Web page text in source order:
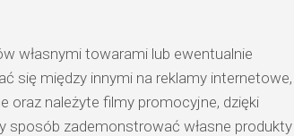
własnymi towarami lub ewentualnie
się między innymi na reklamy internetowe,
oraz należyte filmy promocyjne, dzięki
zademonstrować własne produkty